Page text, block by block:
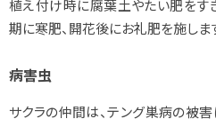
植え付け時に腐葉土やたい肥をす
期に寒肥、開花後にお礼肥を施しま
病害虫
サクラの仲間は、テング巣病の被